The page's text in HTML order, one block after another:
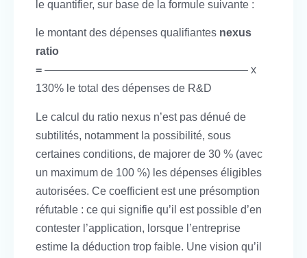
le quantifier, sur base de la formule suivante :
le montant des dépenses qualifiantes nexus
ratio
= ——————————————————– x
130% le total des dépenses de R&D
Le calcul du ratio nexus n’est pas dénué de
subtilités, notamment la possibilité, sous
certaines conditions, de majorer de 30 % (avec
un maximum de 100 %) les dépenses éligibles
autorisées. Ce coefficient est une présomption
réfutable : ce qui signifie qu’il est possible d’en
contester l’application, lorsque l’entreprise
estime la déduction trop faible. Une vision qu’il